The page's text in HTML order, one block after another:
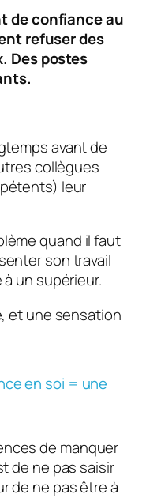
de confiance au
refuser des
Des postes
avant de
collègues
leur
quand il faut
son travail
un supérieur.
et une sensation
en soi = une
de manquer
de ne pas saisir
de ne pas être à